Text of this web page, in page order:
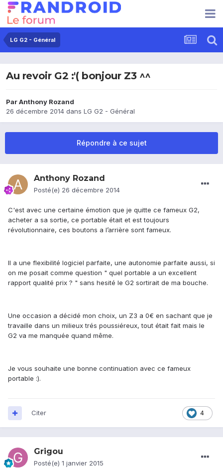
LG G2 - Général
Au revoir G2 :'( bonjour Z3 ^^
ParAnthony Rozand
26 décembre 2014 dans LG G2 - Général
Répondre à ce sujet
Anthony Rozand
Posté(e) 26 décembre 2014
C'est avec une certaine émotion que je quitte ce fameux G2,
acheter a sa sortie, ce portable était et est toujours
révolutionnaire, ces boutons a l’arrière sont fameux.
Il a une flexibilité logiciel parfaite, une autonomie parfaite aussi, si
on me posait comme question " quel portable a un excellent
rapport qualité prix ? " sans hesité le G2 sortirait de ma bouche.
Une occasion a décidé mon choix, un Z3 a 0€ en sachant que je
travaille dans un milieux trés poussiéreux, tout était fait mais le
G2 va me manquée quand même.
Je vous souhaite une bonne continuation avec ce fameux
portable :).
4
Citer
Grigou
Posté(e) 1 janvier 2015